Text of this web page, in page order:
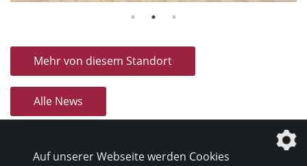
Mehr von diesem Standort
Alle News
Auf unserer Webseite werden Cookies